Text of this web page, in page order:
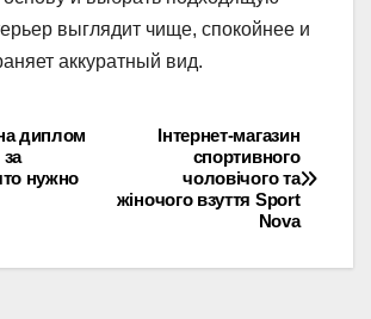
выглядит чище, спокойнее и
аккуратный вид.
Інтернет-магазин
спортивного
чоловічого та
жіночого взуття Sport
Nova
диплом
нужно